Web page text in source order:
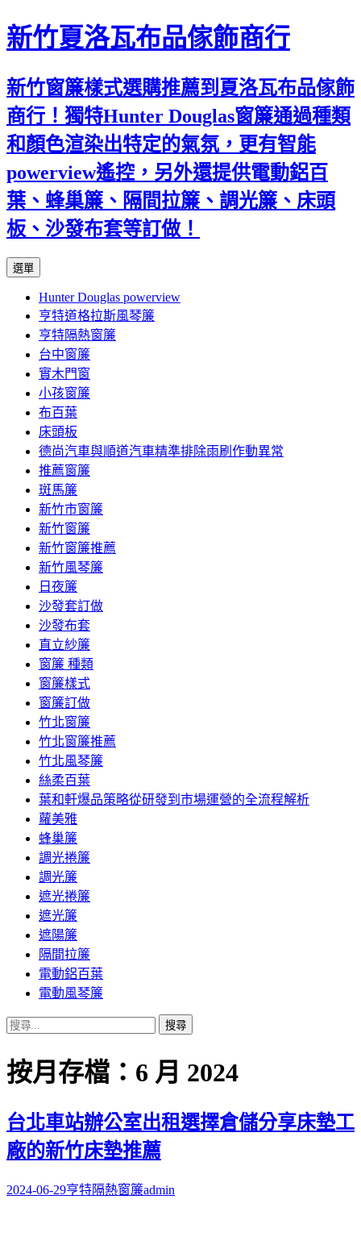
新竹夏洛瓦布品傢飾商行
新竹窗簾樣式選購推薦到夏洛瓦布品傢飾
商行！獨特Hunter Douglas窗簾通過種類
和顏色渲染出特定的氣氛，更有智能
powerview遙控，另外還提供電動鋁百
葉、蜂巢簾、隔間拉簾、調光簾、床頭
板、沙發布套等訂做！
選單
內
容
Hunter Douglas powerview
亨特道格拉斯風琴簾
亨特隔熱窗簾
台中窗簾
實木門窗
小孩窗簾
布百葉
床頭板
德尚汽車與順道汽車精準排除雨刷作動異常
推薦窗簾
斑馬簾
新竹市窗簾
新竹窗簾
新竹窗簾推薦
新竹風琴簾
日夜簾
沙發套訂做
沙發布套
直立紗簾
窗簾 種類
窗簾樣式
窗簾訂做
竹北窗簾
竹北窗簾推薦
竹北風琴簾
絲柔百葉
葉和軒爆品策略從研發到市場運營的全流程解析
蘿美雅
蜂巢簾
調光捲簾
調光簾
遮光捲簾
遮光簾
遮陽簾
隔間拉簾
電動鋁百葉
電動風琴簾
搜
關
鍵
按月存檔：6 月 2024
台北車站辦公室出租選擇倉儲分享床墊工
廠的新竹床墊推薦
2024-06-29亨特隔熱窗簾admin